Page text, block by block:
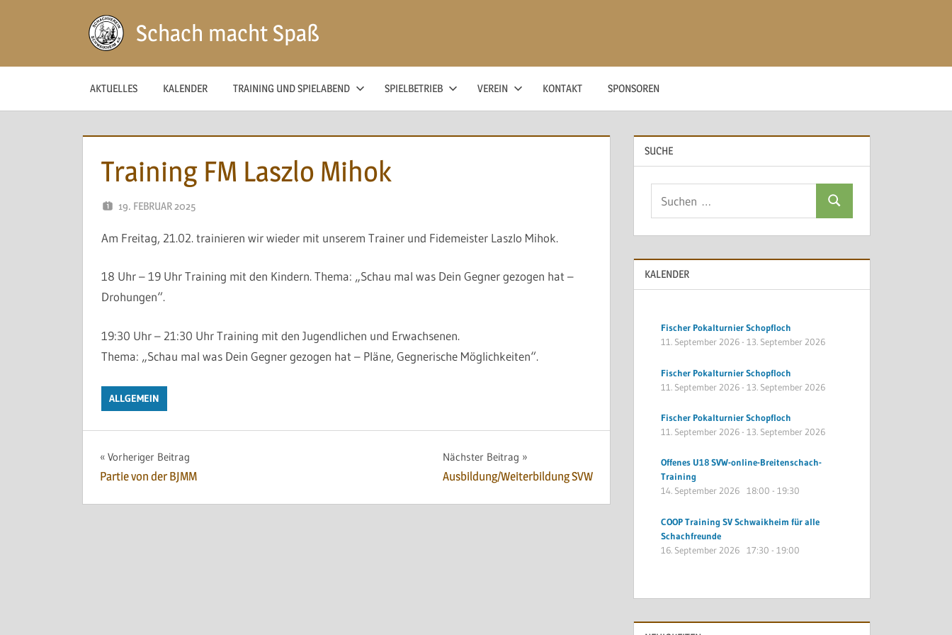
Schach macht Spaß
AKTUELLES KALENDER TRAINING UND SPIELABEND SPIELBETRIEB VEREIN KONTAKT SPONSOREN
Training FM Laszlo Mihok
19. FEBRUAR 2025
Am Freitag, 21.02. trainieren wir wieder mit unserem Trainer und Fidemeister Laszlo Mihok.
18 Uhr – 19 UhrTraining mit den Kindern. Thema: „Schau mal was Dein Gegner gezogen hat –
Drohungen“.
19:30 Uhr – 21:30 UhrTraining mit den Jugendlichen und Erwachsenen.
Thema: „Schau mal was Dein Gegner gezogen hat – Pläne, Gegnerische Möglichkeiten“.
ALLGEMEIN
Beitragsnavigation
Vorheriger Beitrag
Partie von der BJMM
Nächster Beitrag
Ausbildung/Weiterbildung SVW
SUCHE
Suchen
KALENDER
Fischer Pokalturnier Schopfloch
11. September 2026-13. September 2026
Fischer Pokalturnier Schopfloch
11. September 2026-13. September 2026
Fischer Pokalturnier Schopfloch
11. September 2026-13. September 2026
Offenes U18 SVW-online-Breitenschach-
Training
14. September 2026
18:00 -19:30
COOP Training SV Schwaikheim für alle
Schachfreunde
16. September 2026
17:30 -19:00